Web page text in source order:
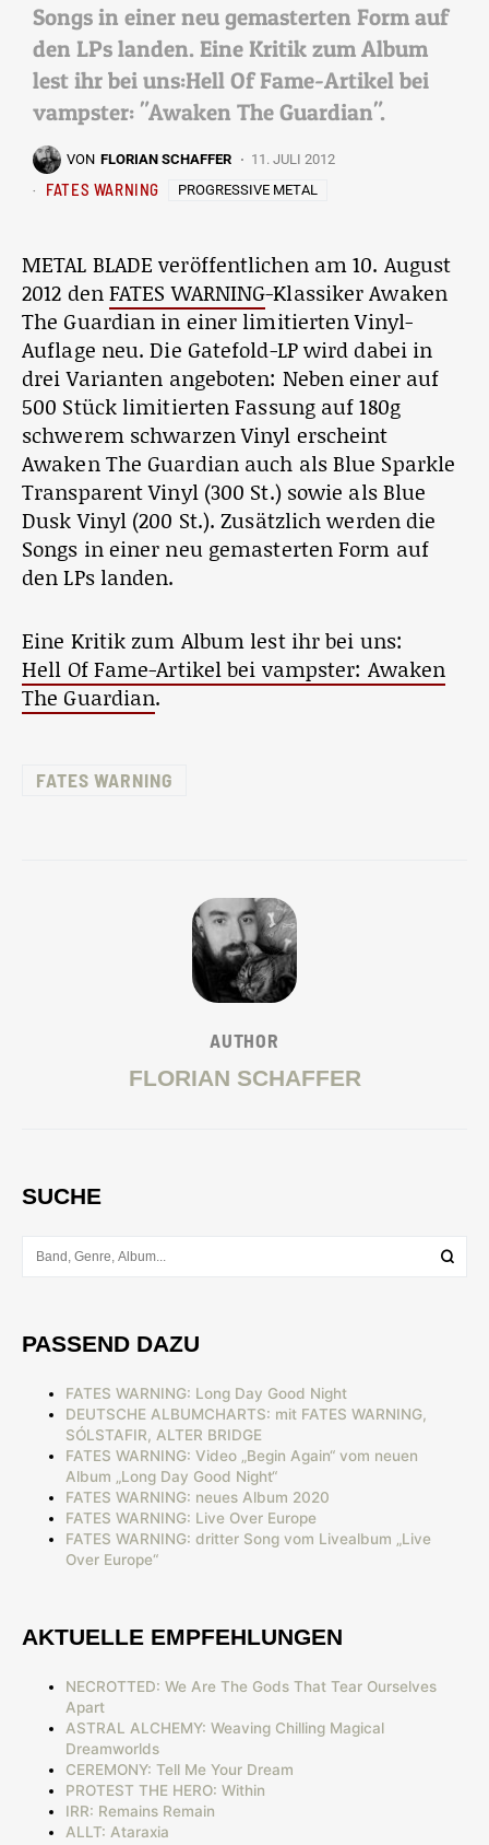
Songs in einer neu gemasterten Form auf
den LPs landen. Eine Kritik zum Album
lest ihr bei uns:Hell Of Fame-Artikel bei
vampster: "Awaken The Guardian".
VON FLORIAN SCHAFFER 11. JULI 2012
FATES WARNING PROGRESSIVE METAL
METAL BLADE veröffentlichen am 10. August
2012 denFATES WARNING-Klassiker Awaken
The Guardian in einer limitierten Vinyl-
Auflage neu. Die Gatefold-LP wird dabei in
drei Varianten angeboten: Neben einer auf
500 Stück limitierten Fassung auf 180g
schwerem schwarzen Vinyl erscheint
Awaken The Guardian auch als Blue Sparkle
Transparent Vinyl (300 St.) sowie als Blue
Dusk Vinyl (200 St.). Zusätzlich werden die
Songs in einer neu gemasterten Form auf
den LPs landen.
Eine Kritik zum Album lest ihr bei uns:
Hell Of Fame-Artikel bei vampster: Awaken
The Guardian.
FATES WARNING
AUTHOR
FLORIAN SCHAFFER
SUCHE
PASSEND DAZU
FATES WARNING: Long Day Good Night
DEUTSCHE ALBUMCHARTS: mit FATES WARNING,
SÓLSTAFIR, ALTER BRIDGE
FATES WARNING: Video „Begin Again“ vom neuen
Album „Long Day Good Night“
FATES WARNING: neues Album 2020
FATES WARNING: Live Over Europe
FATES WARNING: dritter Song vom Livealbum „Live
Over Europe“
AKTUELLE EMPFEHLUNGEN
NECROTTED: We Are The Gods That Tear Ourselves
Apart
ASTRAL ALCHEMY: Weaving Chilling Magical
Dreamworlds
CEREMONY: Tell Me Your Dream
PROTEST THE HERO: Within
IRR: Remains Remain
ALLT: Ataraxia